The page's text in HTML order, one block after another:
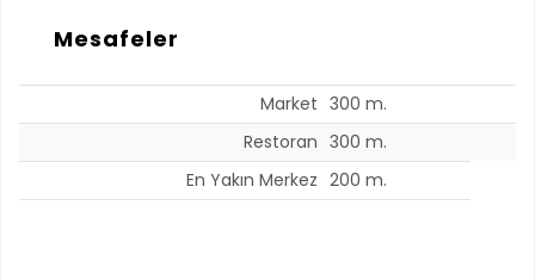
Mesafeler
Market 300 m.
Restoran 300 m.
En Yakın Merkez 200 m.